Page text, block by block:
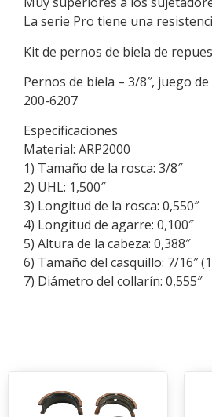
La serie Pro tiene una
Kit de pernos de biela de
Pernos de biela – 3/8″, juego de
200-6207
Especificaciones
Material: ARP2000
1) Tamaño de la rosca: 3/8″
2) UHL: 1,500″
3) Longitud de la rosca: 0,550″
4) Longitud de agarre: 0,100″
5) Altura de la cabeza: 0,388″
6) Tamaño del casquillo: 7/16″
7) Diámetro del collarín: 0,555″